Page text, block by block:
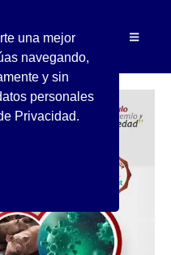
una mejor
navegando,
y sin
personales
Privacidad.